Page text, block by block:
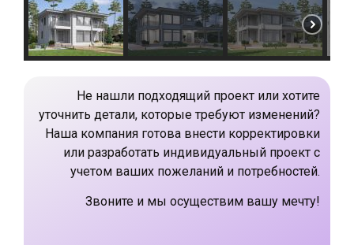
Не нашли подходящий проект или хотите
уточнить детали, которые требуют изменений?
Наша компания готова внести корректировки
или разработать индивидуальный проект с
учетом ваших пожеланий и потребностей.
Звоните и мы осуществим вашу мечту!